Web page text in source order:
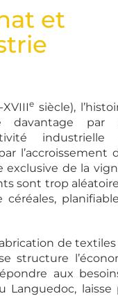
et
-XVIIIe siècle),
davantage par
industrielle
l’accroissement
exclusive de la
sont trop
céréales,
de
structure
aux
Languedoc,